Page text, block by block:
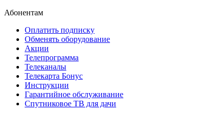
Абонентам
Оплатить подписку
Обменять оборудование
Акции
Телепрограмма
Телеканалы
Телекарта Бонус
Инструкции
Гарантийное обслуживание
Спутниковое ТВ для дачи